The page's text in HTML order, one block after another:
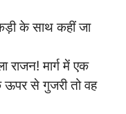
के साथ कहीं जा
मार्ग में एक
ऊपर से गुजरी तो वह